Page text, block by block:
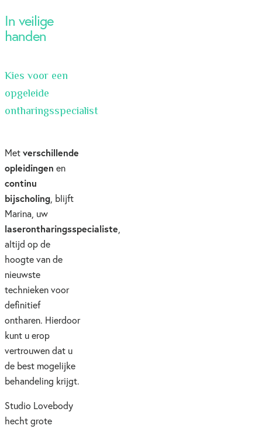
In veilige
handen
Kies voor een
opgeleide
ontharingsspecialist
Met verschillende
opleidingen en
continu
bijscholing , blijft
Marina, uw
laserontharingsspecialiste
altijd op de
hoogte van de
nieuwste
technieken voor
definitief
ontharen. Hierdoor
kunt u erop
vertrouwen dat u
de best mogelijke
behandeling krijgt.
Studio Lovebody
hecht grote